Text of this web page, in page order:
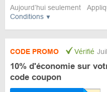
Conditions
Aujourd’hui seulement
CODE PROMO Vérifié
10% d'économie sur
code coupon